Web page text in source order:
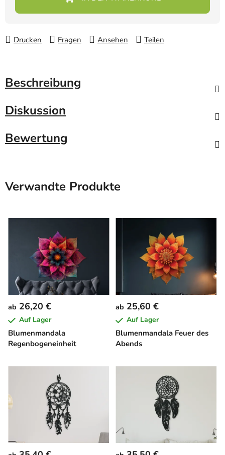
Drucken Fragen Ansehen Teilen
Beschreibung
Diskussion
Bewertung
Verwandte Produkte
Blumenmandala
Regenbogeneinheit
ab 26,20 €
Auf Lager
Blumenmandala Feuer des
Abends
ab 25,60 €
Auf Lager